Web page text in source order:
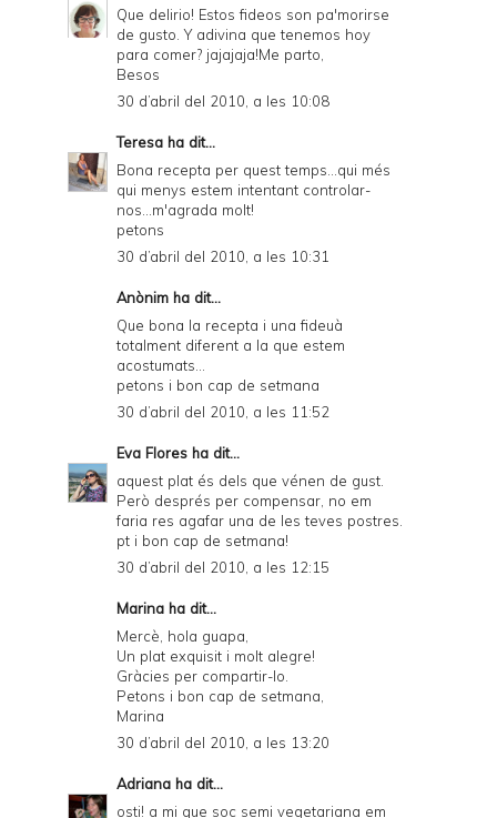
Que delirio! Estos fideos son pa'morirse
de gusto. Y adivina que tenemos hoy
para comer? jajajaja!Me parto,
Besos
30 d’abril del 2010, a les 10:08
Teresa ha dit...
Bona recepta per quest temps...qui més
qui menys estem intentant controlar-
nos...m'agrada molt!
petons
30 d’abril del 2010, a les 10:31
Anònim ha dit...
Que bona la recepta i una fideuà
totalment diferent a la que estem
acostumats...
petons i bon cap de setmana
30 d’abril del 2010, a les 11:52
Eva Flores ha dit...
aquest plat és dels que vénen de gust.
Però després per compensar, no em
faria res agafar una de les teves postres.
pt i bon cap de setmana!
30 d’abril del 2010, a les 12:15
Marina ha dit...
Mercè, hola guapa,
Un plat exquisit i molt alegre!
Gràcies per compartir-lo.
Petons i bon cap de setmana,
Marina
30 d’abril del 2010, a les 13:20
Adriana ha dit...
osti! a mi que soc semi vegetariana em